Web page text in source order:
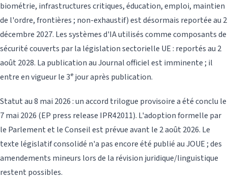
biométrie, infrastructures critiques, éducation, emploi, maintien
de l'ordre, frontières ; non-exhaustif) est désormais reportée au 2
décembre 2027. Les systèmes d'IA utilisés comme composants de
sécurité couverts par la législation sectorielle UE : reportés au 2
août 2028. La publication au Journal officiel est imminente ; il
entre en vigueur le 3ᵉ jour après publication.
Statut au 8 mai 2026 : un accord trilogue provisoire a été conclu le
7 mai 2026 (EP press release IPR42011). L'adoption formelle par
le Parlement et le Conseil est prévue avant le 2 août 2026. Le
texte législatif consolidé n'a pas encore été publié au JOUE ; des
amendements mineurs lors de la révision juridique/linguistique
restent possibles.